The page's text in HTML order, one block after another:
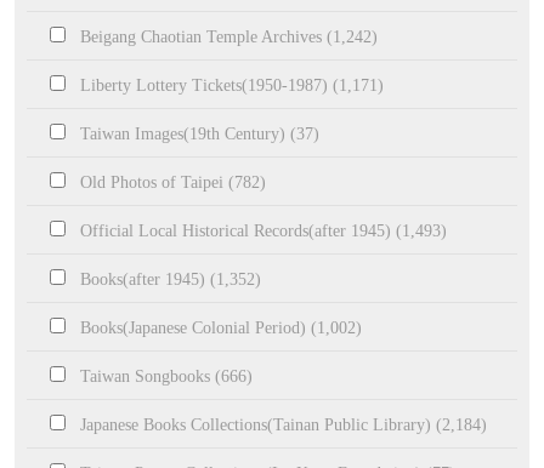
Beigang Chaotian Temple Archives (1,242)
Liberty Lottery Tickets(1950-1987) (1,171)
Taiwan Images(19th Century) (37)
Old Photos of Taipei (782)
Official Local Historical Records(after 1945) (1,493)
Books(after 1945) (1,352)
Books(Japanese Colonial Period) (1,002)
Taiwan Songbooks (666)
Japanese Books Collections(Tainan Public Library) (2,184)